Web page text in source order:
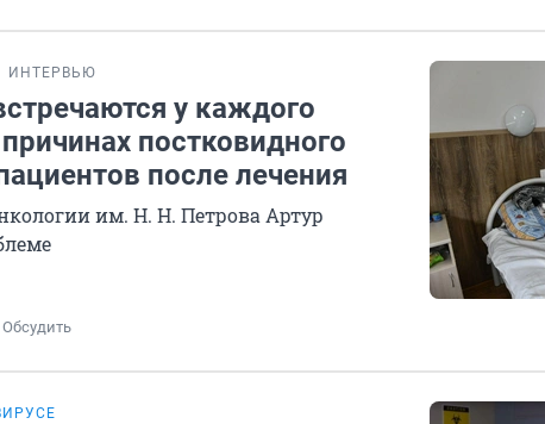
ИНТЕРВЬЮ
у каждого
постковидного
после лечения
им. Н. Н. Петрова Артур
Обсудить